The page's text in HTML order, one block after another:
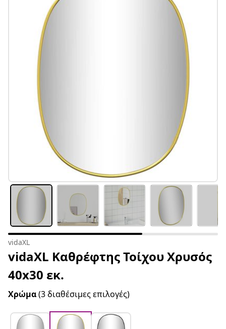
vidaXL
vidaXL Καθρέφτης Τοίχου Χρυσός
40x30 εκ.
Χρώμα(3 διαθέσιμες επιλογές)